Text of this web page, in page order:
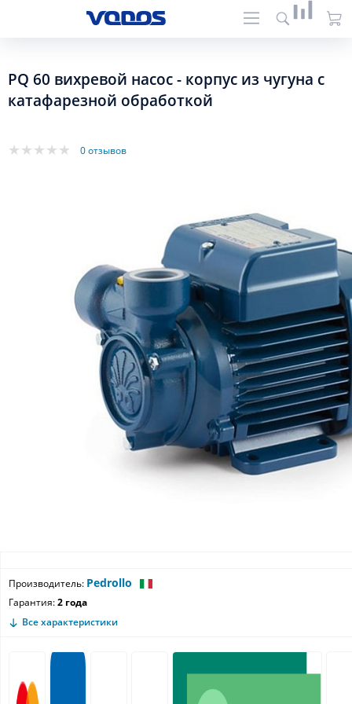
PQ 60 вихревой насос - корпус из чугуна с
катафарезной обработкой
0 отзывов
Производитель: Pedrollo
Гарантия:2 года
Все характеристики